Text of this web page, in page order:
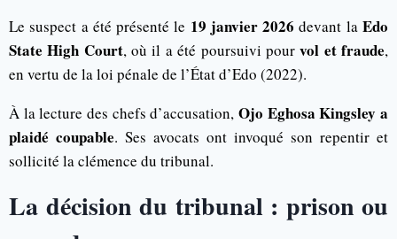
Le suspect a été présenté le 19 janvier 2026 devant laEdo
State High Court, où il a été poursuivi pourvol et fraude,
en vertu de la loi pénale de l’État d’Edo (2022).
À la lecture des chefs d’accusation, Ojo Eghosa Kingsley a
plaidé coupable. Ses avocats ont invoqué son repentir et
sollicité la clémence du tribunal.
La décision du tribunal : prison ou